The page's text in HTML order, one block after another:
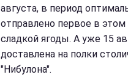
августа, в период
отправлено первое в
сладкой ягоды. А уже 15
доставлена на полки
"Нибулона".